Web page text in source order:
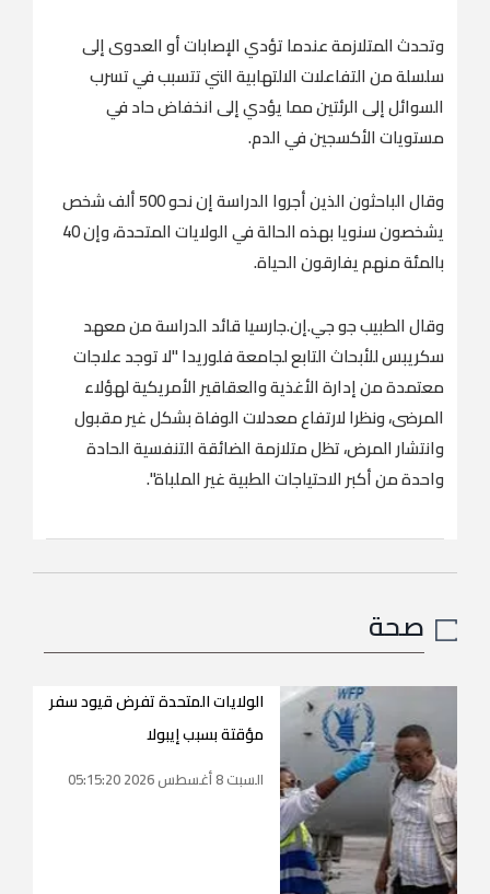
وتحدث المتلازمة عندما تؤدي الإصابات أو العدوى إلى
سلسلة من التفاعلات الالتهابية التي تتسبب في تسرب
السوائل إلى الرئتين مما يؤدي إلى انخفاض حاد في
مستويات الأكسجين في الدم.
وقال الباحثون الذين أجروا الدراسة إن نحو 500 ألف شخص
يشخصون سنويا بهذه الحالة في الولايات المتحدة، ‌وإن 40
‌بالمئة منهم يفارقون الحياة.
وقال الطبيب جو ​جي.إن.جارسيا ‌قائد ⁠الدراسة من ​معهد
⁠سكريبس للأبحاث التابع لجامعة فلوريدا "لا توجد علاجات
معتمدة من إدارة الأغذية والعقاقير الأمريكية لهؤلاء
المرضى، ونظرا لارتفاع معدلات الوفاة بشكل غير مقبول
وانتشار المرض، تظل متلازمة الضائقة التنفسية الحادة
واحدة من أكبر الاحتياجات الطبية غير الملباة".
صحة
الولايات المتحدة تفرض قيود سفر
مؤقتة بسبب إيبولا
السبت 8 أغسطس 2026 05:15:20